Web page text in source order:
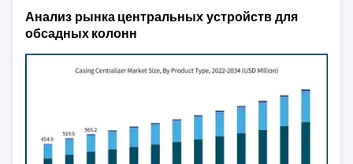
Анализ рынка центральных устройств для
обсадных колонн